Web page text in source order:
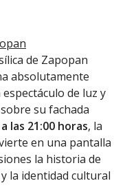
de Zapopan
absolutamente
espectáculo de luz y
su fachada
las 21:00 horas, la
en una pantalla
la historia de
la identidad cultural